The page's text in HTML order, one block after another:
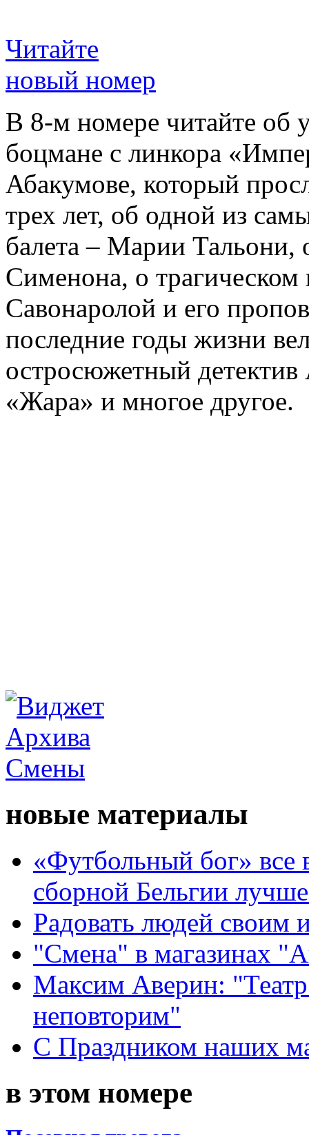
Читайте
новый номер
В 8-м номере читайте об
боцмане с линкора
Абакумове, который
трех лет, об одной из
балета – Марии
Сименона, о трагическом
Савонаролой и его
последние годы жизни
остросюжетный детектив
«Жара» и многое другое.
новые материалы
«Футбольный бог» все
сборной Бельгии
Радовать людей своим
"Смена" в магазинах
Максим Аверин:
неповторим"
С Праздником наших
в этом номере